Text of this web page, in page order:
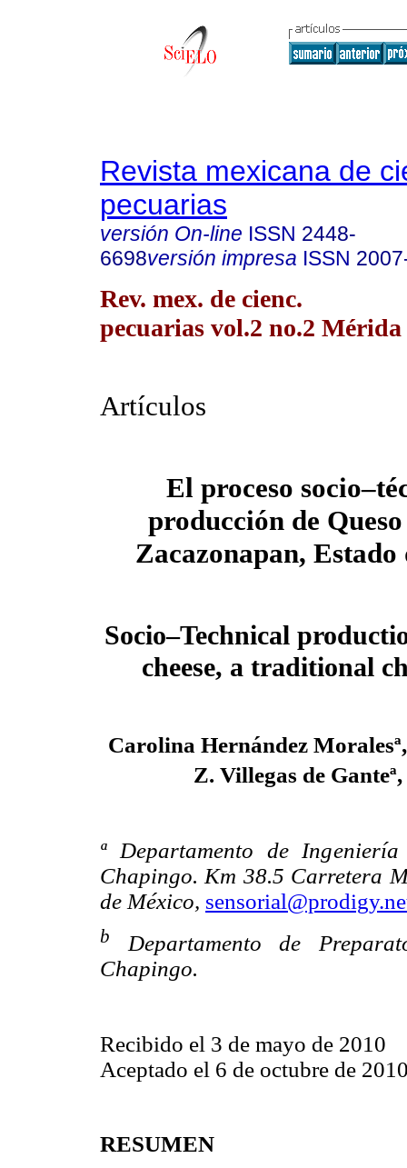
Revista mexicana de
pecuarias
versión On-line ISSN 2448-
6698versión impresa ISSN
Rev. mex. de cienc.
pecuarias vol.2 no.2
Artículos
El proceso
producción de
Zacazonapan, Estado
Socio–Technical
cheese, a traditional
Carolina Hernández
Z. Villegas de
ª Departamento de
Chapingo. Km 38.5 Carretera
de México,
b
Departamento de
Chapingo.
Recibido el 3 de mayo de 2010
Aceptado el 6 de octubre de
RESUMEN